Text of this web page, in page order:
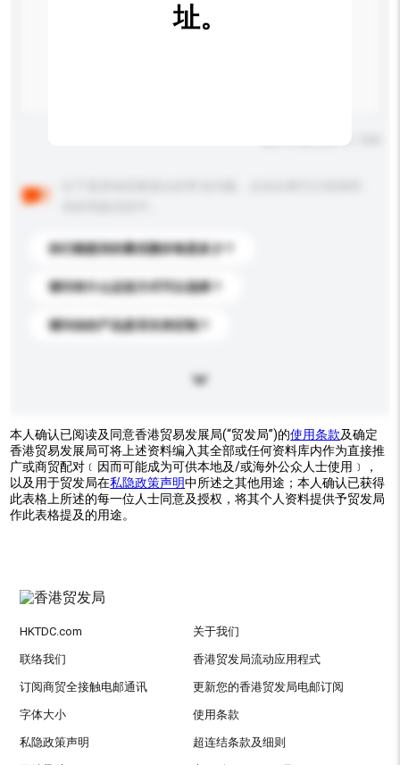
你们能提供的最优惠价格是多少？
请问有什么运送方式可以选择？
请问你的产品是否支持定制？
址。
本人确认已阅读及同意香港贸易发展局(“贸发局”)的使用条款及确定
香港贸易发展局可将上述资料编入其全部或任何资料库内作为直接推
广或商贸配对﹝因而可能成为可供本地及/或海外公众人士使用﹞，
以及用于贸发局在私隐政策声明中所述之其他用途；本人确认已获得
此表格上所述的每一位人士同意及授权，将其个人资料提供予贸发局
作此表格提及的用途。
HKTDC.com 关于我们
联络我们 香港贸发局流动应用程式
订阅商贸全接触电邮通讯 更新您的香港贸发局电邮订阅
字体大小 使用条款
私隐政策声明 超连结条款及细则